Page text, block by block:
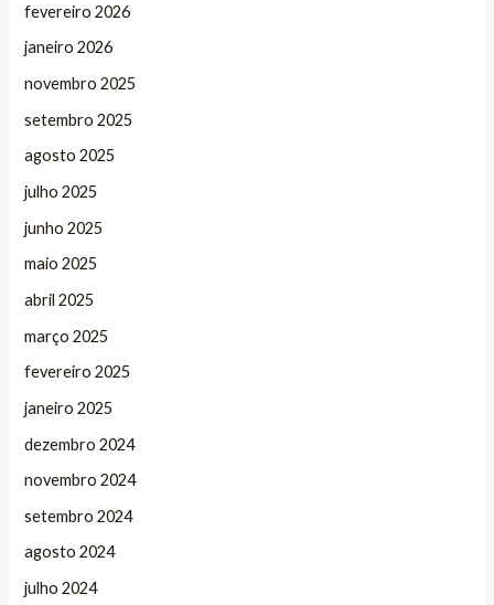
fevereiro 2026
janeiro 2026
novembro 2025
setembro 2025
agosto 2025
julho 2025
junho 2025
maio 2025
abril 2025
março 2025
fevereiro 2025
janeiro 2025
dezembro 2024
novembro 2024
setembro 2024
agosto 2024
julho 2024